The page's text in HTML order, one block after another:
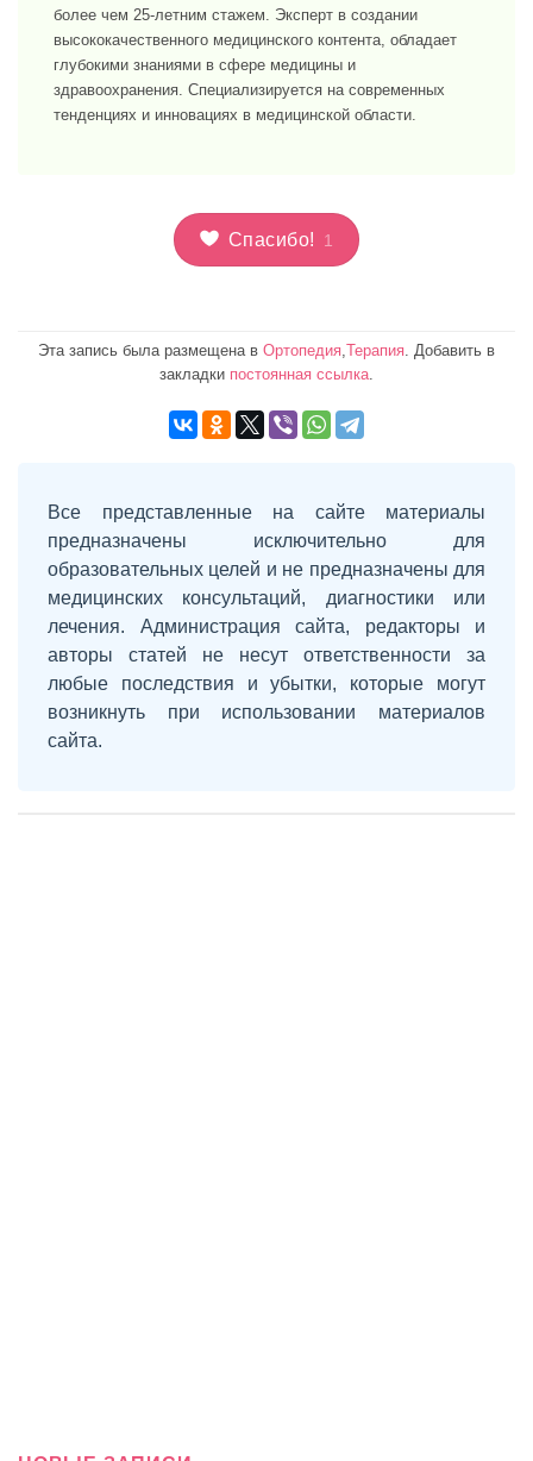
более чем 25-летним стажем. Эксперт в создании
высококачественного медицинского контента, обладает
глубокими знаниями в сфере медицины и
здравоохранения. Специализируется на современных
тенденциях и инновациях в медицинской области.
Спасибо! 1
Эта запись была размещена в Ортопедия,Терапия. Добавить в
закладки постоянная ссылка.
Все представленные на сайте материалы
предназначены исключительно для
образовательных целей и не предназначены для
медицинских консультаций, диагностики или
лечения. Администрация сайта, редакторы и
авторы статей не несут ответственности за
любые последствия и убытки, которые могут
возникнуть при использовании материалов
сайта.